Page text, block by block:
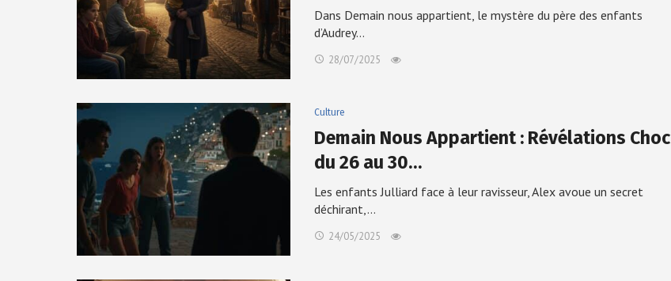
Dans Demain nous appartient, le mystère du père des enfants
d’Audrey…
28/07/2025
Culture
Demain Nous Appartient : Révélations Choc
du 26 au 30…
Les enfants Julliard face à leur ravisseur, Alex avoue un secret
déchirant,…
24/05/2025